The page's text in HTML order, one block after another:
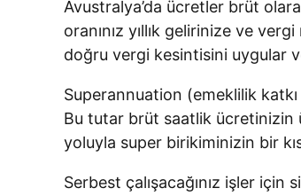
Avustralya’da ücretler brüt
oranınız yıllık gelirinize ve
doğru vergi kesintisini uygular
Superannuation (emeklilik katkı
Bu tutar brüt saatlik ücretinizin
yoluyla super birikiminizin bir
Serbest çalışacağınız işler